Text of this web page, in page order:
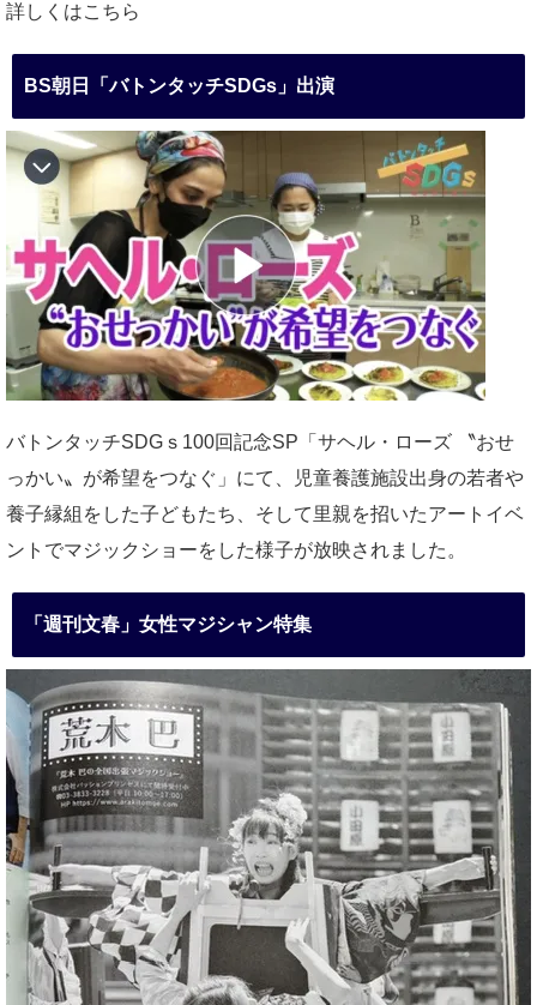
詳しくはこちら
BS朝日「バトンタッチSDGs」出演
バトンタッチSDGｓ100回記念SP「サヘル・ローズ 〝おせ
っかい〟が希望をつなぐ」にて、児童養護施設出身の若者や
養子縁組をした子どもたち、そして里親を招いたアートイベ
ントでマジックショーをした様子が放映されました。
「週刊文春」女性マジシャン特集